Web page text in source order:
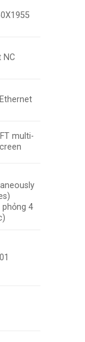
NC
multi-
4